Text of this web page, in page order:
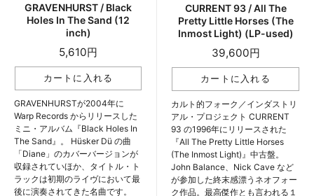
GRAVENHURST / Black
Holes In The Sand (12
inch)
5,610円
GRAVENHURSTが2004年に
Warp Records からリリースした
ミニ・アルバム『Black Holes In
The Sand』。 Hüsker Dü の曲
「Diane」のカバーバージョンが
収録されていほか、タイトル・ト
ラックは初期のライヴにおいて最
後に演奏されてきた名曲です。
CURRENT 93 / All The
Pretty Little Horses (The
Inmost Light) (LP-used)
39,600円
カルト的フォーク／インダストリ
アル・プロジェクト CURRENT
93 の1996年にリリースされた
『All The Pretty Little Horses
(The Inmost Light)』中古盤。
John Balance、Nick Cave など
が参加した終末感漂うネオフォー
ク作品。最高傑作とも言われる１